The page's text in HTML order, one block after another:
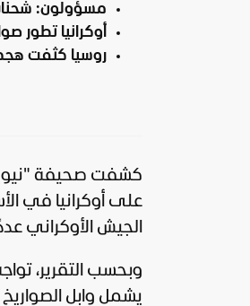
مسؤولون:
أوكرانيا تطور
روسيا كثفت
كشفت صحيفة "
على أوكرانيا في
الجيش الأوكراني
وبحسب التقرير،
يشمل وابل